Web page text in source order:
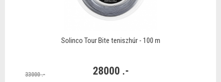
Solinco Tour Bite teniszhúr - 100 m
33000 .- 28000 .-